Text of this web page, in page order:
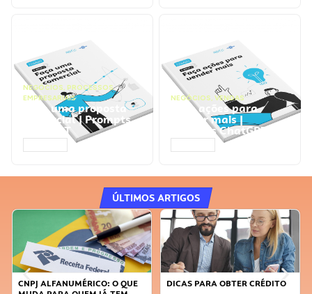
NEGÓCIOS, PROCESSOS
EMPRESARIAIS
Faça uma proposta
comercial | Prompts
ChatGPT
NEGÓCIOS, VENDAS
Faça ações para
vender mais |
Prompts ChatGPT
ÚLTIMOS ARTIGOS
DICAS PARA OBTER CRÉDITO
FAÇA A DIFERENÇA: SEJA